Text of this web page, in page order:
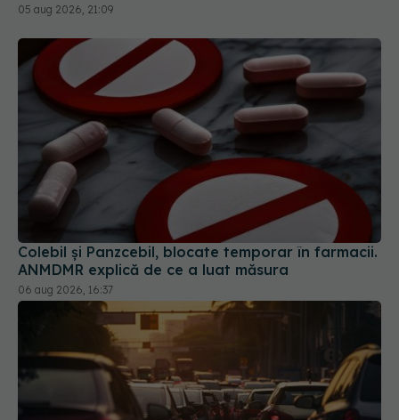
Colebil și Panzcebil, blocate temporar în farmacii.
ANMDMR explică de ce a luat măsura
06 aug 2026, 16:37